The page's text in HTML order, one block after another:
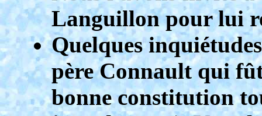
Languillon pour lui
Quelques
père Connault qui
bonne constitution